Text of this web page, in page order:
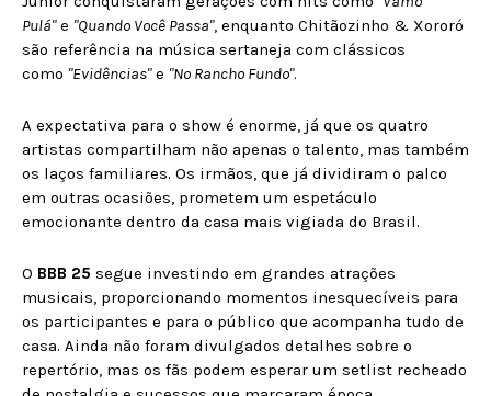
Pulá"e "Quando Você Passa", enquanto Chitãozinho & Xororó
são referência na música sertaneja com clássicos
como "Evidências"e "No Rancho Fundo".
A expectativa para o show é enorme, já que os quatro
artistas compartilham não apenas o talento, mas também
os laços familiares. Os irmãos, que já dividiram o palco
em outras ocasiões, prometem um espetáculo
emocionante dentro da casa mais vigiada do Brasil.
O BBB 25 segue investindo em grandes atrações
musicais, proporcionando momentos inesquecíveis para
os participantes e para o público que acompanha tudo de
casa. Ainda não foram divulgados detalhes sobre o
repertório, mas os fãs podem esperar um setlist recheado